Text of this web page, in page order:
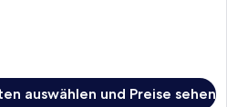
auswählen und Preise sehen